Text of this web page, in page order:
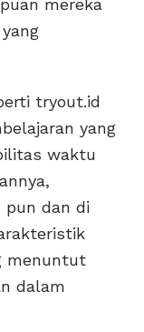
mereka
tryout.id
yang
waktu
pun dan di
menuntut
dalam